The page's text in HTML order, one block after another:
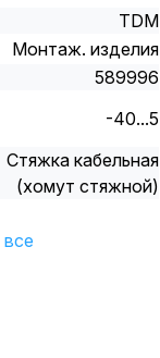
TDM
Монтаж. изделия
589996
-40...5
Стяжка кабельная
(хомут стяжной)